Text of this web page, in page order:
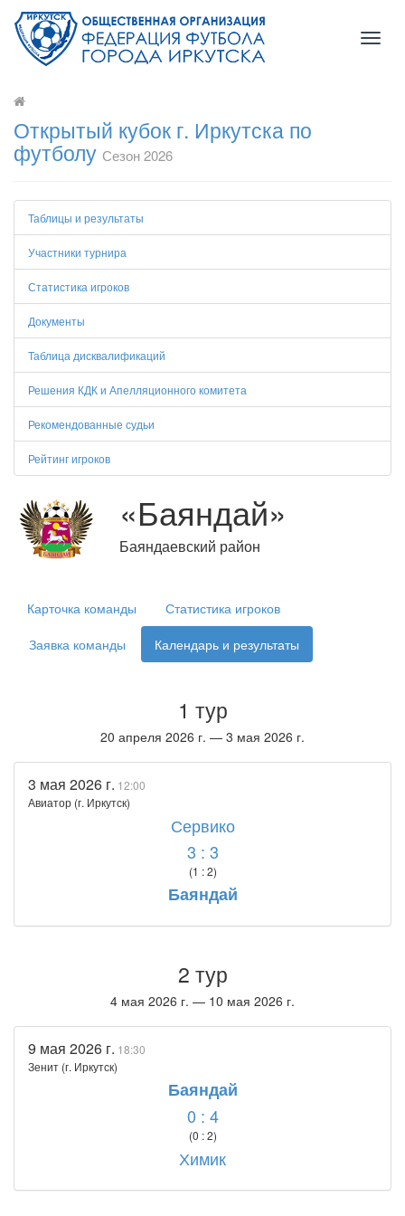
Открытый кубок г. Иркутска по
футболу Сезон 2026
Таблицы и результаты
Участники турнира
Статистика игроков
Документы
Таблица дисквалификаций
Решения КДК и Апелляционного комитета
Рекомендованные судьи
Рейтинг игроков
«Баяндай»
Баяндаевский район
Карточка команды
Статистика игроков
Заявка команды
Календарь и результаты
1 тур
20 апреля 2026 г. — 3 мая 2026 г.
3 мая 2026 г. 12:00
Авиатор (г. Иркутск)
Сервико
3 : 3
(1 : 2)
Баяндай
2 тур
4 мая 2026 г. — 10 мая 2026 г.
9 мая 2026 г. 18:30
Зенит (г. Иркутск)
Баяндай
0 : 4
(0 : 2)
Химик